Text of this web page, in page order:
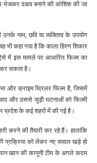
भेजकर दबाव बनाने की कोशिश की जा
नाम, छवि या व्यक्तित्व के उपयोग
भी कहा गया है कि काला हिरण शिकार
ऐसे में इस मामले पर आधारित फिल्म का
कर सकता है।
और क्राइम थ्रिलर फिल्म है, जिसमें
और उससे जुड़ी घटनाओं को फिल्मी
प्रदेश के कई शहरों में की गई है।
करने की तैयारी कर रहे हैं। हालांकि
प्रक्रिया को लेकर नए सवाल खड़े हो
खान की कानूनी टीम के अगले कदम